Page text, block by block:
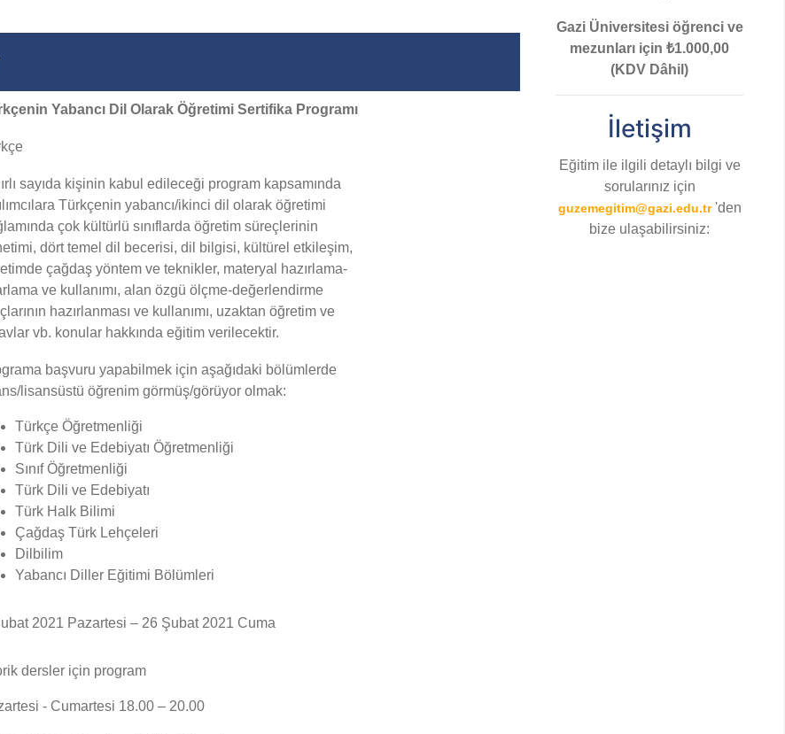
Yabancı Dil Olarak Öğretimi Sertifika Programı
sayıda kişinin kabul edileceği program kapsamında
Türkçenin yabancı/ikinci dil olarak öğretimi
çok kültürlü sınıflarda öğretim süreçlerinin
dört temel dil becerisi, dil bilgisi, kültürel etkileşim,
çağdaş yöntem ve teknikler, materyal hazırlama-
ve kullanımı, alan özgü ölçme-değerlendirme
hazırlanması ve kullanımı, uzaktan öğretim ve
vb. konular hakkında eğitim verilecektir.
başvuru yapabilmek için aşağıdaki bölümlerde
lisansüstü öğrenim görmüş/görüyor olmak:
Türkçe Öğretmenliği
Türk Dili ve Edebiyatı Öğretmenliği
Sınıf Öğretmenliği
Türk Dili ve Edebiyatı
Türk Halk Bilimi
Çağdaş Türk Lehçeleri
Dilbilim
Yabancı Diller Eğitimi Bölümleri
2021 Pazartesi – 26 Şubat 2021 Cuma
dersler için program
- Cumartesi 18.00 – 20.00
Gazi Üniversitesi öğrenci ve
mezunları için ₺1.000,00
(KDV Dâhil)
İletişim
Eğitim ile ilgili detaylı bilgi ve
sorularınız için
guzemegitim@gazi.edu.tr'den
bize ulaşabilirsiniz: